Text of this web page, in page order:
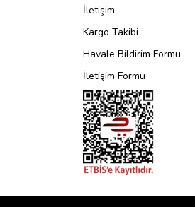
Ürün fiyatı diğer
Bu ürüne benzer
İletişim
Kargo Takibi
Havale Bildirim Formu
İletişim Formu